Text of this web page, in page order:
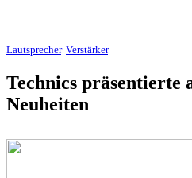
Lautsprecher, Verstärker, Analog-Laufwerke
Technics präsentierte
Neuheiten